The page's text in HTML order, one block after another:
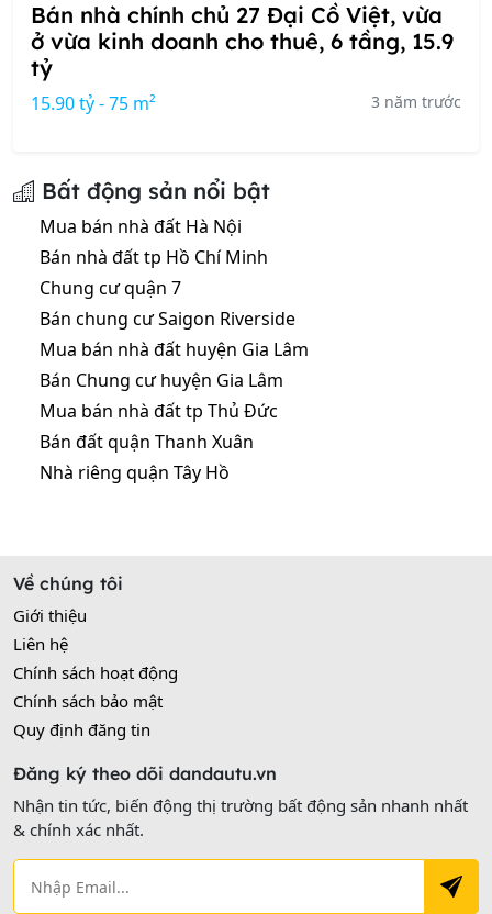
Bán nhà chính chủ 27 Đại Cồ Việt, vừa
ở vừa kinh doanh cho thuê, 6 tầng, 15.9
tỷ
15.90 tỷ - 75 m² 3 năm trước
Bất động sản nổi bật
Mua bán nhà đất Hà Nội
Bán nhà đất tp Hồ Chí Minh
Chung cư quận 7
Bán chung cư Saigon Riverside
Mua bán nhà đất huyện Gia Lâm
Bán Chung cư huyện Gia Lâm
Mua bán nhà đất tp Thủ Đức
Bán đất quận Thanh Xuân
Nhà riêng quận Tây Hồ
Về chúng tôi
Giới thiệu
Liên hệ
Chính sách hoạt động
Chính sách bảo mật
Quy định đăng tin
Đăng ký theo dõi dandautu.vn
Nhận tin tức, biến động thị trường bất động sản nhanh nhất
& chính xác nhất.